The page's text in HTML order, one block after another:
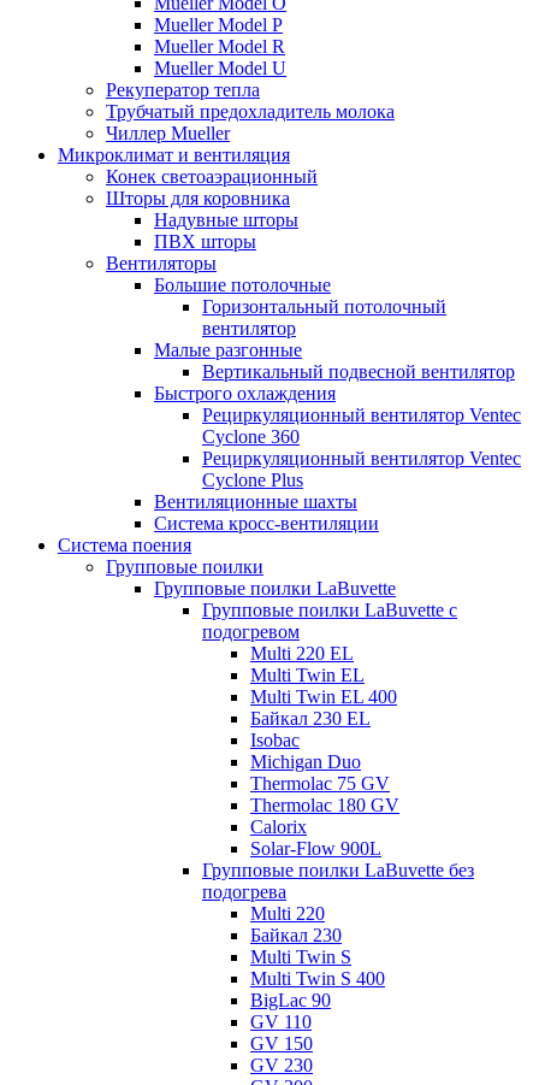
Mueller Model P
Mueller Model R
Mueller Model U
Рекуператор тепла
Трубчатый предохладитель молока
Чиллер Mueller
Микроклимат и вентиляция
Конек светоаэрационный
Шторы для коровника
Надувные шторы
ПВХ шторы
Вентиляторы
Большие потолочные
Горизонтальный потолочный
вентилятор
Малые разгонные
Вертикальный подвесной вентилятор
Быстрого охлаждения
Рециркуляционный вентилятор Ventec
Cyclone 360
Рециркуляционный вентилятор Ventec
Cyclone Plus
Вентиляционные шахты
Система кросс-вентиляции
Система поения
Групповые поилки
Групповые поилки LaBuvette
Групповые поилки LaBuvette с
подогревом
Multi 220 EL
Multi Twin EL
Multi Twin EL 400
Байкал 230 EL
Isobac
Michigan Duo
Thermolac 75 GV
Thermolac 180 GV
Calorix
Solar-Flow 900L
Групповые поилки LaBuvette без
подогрева
Multi 220
Байкал 230
Multi Twin S
Multi Twin S 400
BigLac 90
GV 110
GV 150
GV 230